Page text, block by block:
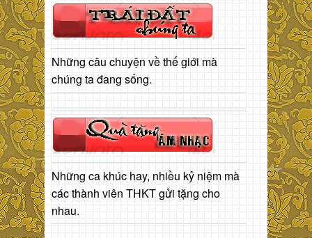
Những câu chuyện về thế giới mà
chúng ta đang sống.
Những ca khúc hay, nhiều kỷ niệm mà
các thành viên THKT gửi tặng cho
nhau.